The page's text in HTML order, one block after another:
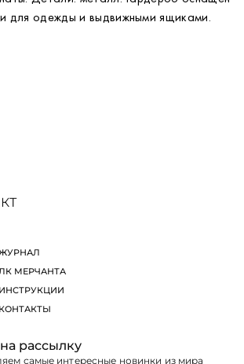
для одежды и выдвижными ящиками.
МЕРЧАНТА
ИНСТРУКЦИИ
КОНТАКТЫ
рассылку
самые интересные новинки из мира